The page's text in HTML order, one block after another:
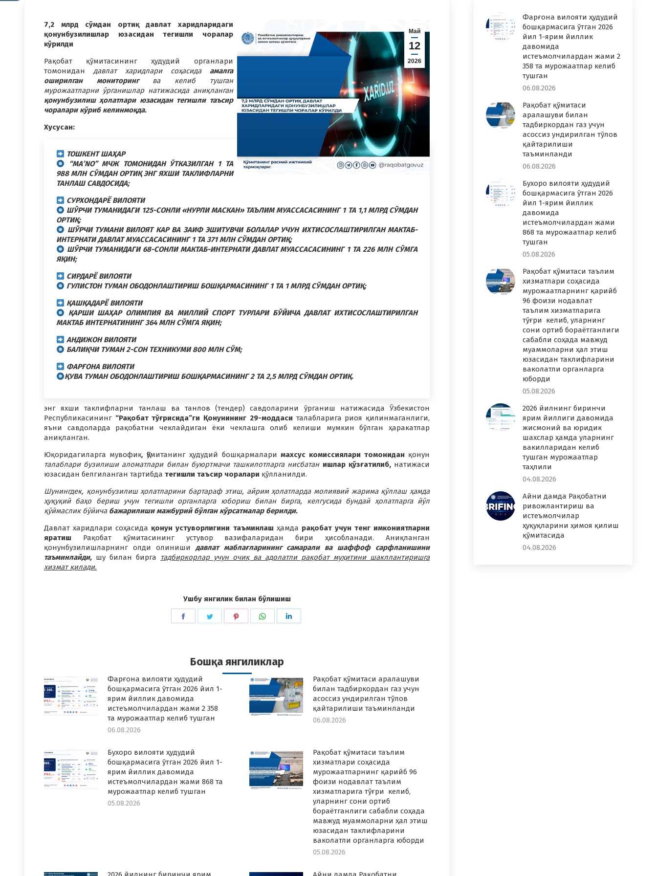
Май
12
2026
7,2 млрд сўмдан ортиқ давлат харидларидаги
қонунбузилишлар юзасидан тегишли чоралар
кўрилди
Рақобат қўмитасининг ҳудудий органлари
томонидан давлат харидлари соҳасидаамалга
оширилган мониторингва келиб тушган
мурожаатларни ўрганишлар натижасида аниқланган
қонунбузилиш ҳолатлари юзасидан тегишли таъсир
чоралари кўриб келинмоқда.
Хусусан:
ТОШКЕНТ ШАҲАР
“MA’NO” МЧЖ ТОМОНИДАН ЎТКАЗИЛГАН 1 ТА
988 МЛН СЎМДАН ОРТИҚ ЭНГ ЯХШИ ТАКЛИФЛАРНИ
ТАНЛАШ САВДОСИДА;
СУРХОНДАРЁ ВИЛОЯТИ
ШЎРЧИ ТУМАНИДАГИ 125-СОНЛИ «НУРЛИ МАСКАН» ТАЪЛИМ МУАССАСАСИНИНГ 1 ТА 1,1 МЛРД СЎМДАН
ОРТИҚ;
ШЎРЧИ ТУМАНИ ВИЛОЯТ КАР ВА ЗАИФ ЭШИТУВЧИ БОЛАЛАР УЧУН ИХТИСОСЛАШТИРИЛГАН МАКТАБ-
ИНТЕРНАТИ ДАВЛАТ МУАССАСАСИНИНГ 1 ТА 371 МЛН СЎМДАН ОРТИҚ;
ШЎРЧИ ТУМАНИДАГИ 68-СОНЛИ МАКТАБ-ИНТЕРНАТИ ДАВЛАТ МУАССАСАСИНИНГ 1 ТА 226 МЛН СЎМГА
ЯҚИН;
СИРДАРЁ ВИЛОЯТИ
ГУЛИСТОН ТУМАН ОБОДОНЛАШТИРИШ БОШҚАРМАСИНИНГ 1 ТА 1 МЛРД СЎМДАН ОРТИҚ;
ҚАШҚАДАРЁ ВИЛОЯТИ
ҚАРШИ ШАҲАР ОЛИМПИЯ ВА МИЛЛИЙ СПОРТ ТУРЛАРИ БЎЙИЧА ДАВЛАТ ИХТИСОСЛАШТИРИЛГАН
МАКТАБ ИНТЕРНАТИНИНГ 364 МЛН СЎМГА ЯҚИН;
АНДИЖОН ВИЛОЯТИ
БАЛИҚЧИ ТУМАН 2-СОН ТЕХНИКУМИ 800 МЛН СЎМ;
ФАРҒОНА ВИЛОЯТИ
ҚУВА ТУМАН ОБОДОНЛАШТИРИШ БОШҚАРМАСИНИНГ 2 ТА 2,5 МЛРД СЎМДАН ОРТИҚ.
энг яхши таклифларни танлаш ва танлов (тендер) савдоларини ўрганиш натижасида Ўзбекистон
Республикасининг “Рақобат тўғрисида”ги Қонунининг 29-моддаси талабларига риоя қилинмаганлиги,
яъни савдоларда рақобатни чеклайдиган ёки чеклашга олиб келиши мумкин бўлган ҳаракатлар
аниқланган.
Юқоридагиларга мувофиқ, Қўмитанинг ҳудудий бошқармалари махсус комиссиялари томонидан қонун
талаблари бузилиши аломатлари билан буюртмачи ташкилотларга нисбатан ишлар қўзғатилиб,натижаси
юзасидан белгиланган тартибда тегишли таъсир чоралари қўлланилди.
Шунингдек, қонунбузилиш ҳолатларини бартараф этиш, айрим ҳолатларда молиявий жарима қўллаш ҳамда
ҳуқуқий баҳо бериш учун тегишли органларга юбориш билан бирга, келгусида бундай ҳолатларга йўл
қўймаслик бўйича бажарилиши мажбурий бўлган кўрсатмалар берилди.
Давлат харидлари соҳасида қонун устуворлигини таъминлаш ҳамда рақобат учун тенг имкониятларни
яратиш Рақобат қўмитасининг устувор вазифаларидан бири ҳисобланади. Аниқланган
қонунбузилишларнинг олди олиниши давлат маблағларининг самарали ва шаффоф сарфланишини
таъминлайди, шу билан бирга
тадбиркорлар учун очиқ ва адолатли рақобат муҳитини шакллантиришга
хизмат қилади.
Ушбу янгилик билан бўлишиш
Share
Share
Share
Share
Бошқа янгиликлар
Фарғона вилояти ҳудудий
бошқармасига ўтган 2026 йил 1-
ярим йиллик давомида
истеъмолчилардан жами 2 358
та мурожаатлар келиб тушган
06.08.2026
Рақобат қўмитаси аралашуви
билан тадбиркордан газ учун
асоссиз ундирилган тўлов
қайтарилиши таъминланди
06.08.2026
Бухоро вилояти ҳудудий
бошқармасига ўтган 2026 йил 1-
ярим йиллик давомида
истеъмолчилардан жами 868 та
мурожаатлар келиб тушган
05.08.2026
Рақобат қўмитаси таълим
хизматлари соҳасида
мурожаатларнинг қарийб 96
фоизи нодавлат таълим
хизматларига тўғри келиб,
уларнинг сони ортиб
бораётганлиги сабабли соҳада
мавжуд муаммоларни ҳал этиш
юзасидан таклифларини
ваколатли органларга юборди
05.08.2026
Фарғона вилояти ҳудудий
бошқармасига ўтган 2026
йил 1-ярим йиллик
давомида
истеъмолчилардан жами 2
358 та мурожаатлар келиб
тушган
06.08.2026
Рақобат қўмитаси
аралашуви билан
тадбиркордан газ учун
асоссиз ундирилган тўлов
қайтарилиши
таъминланди
06.08.2026
Бухоро вилояти ҳудудий
бошқармасига ўтган 2026
йил 1-ярим йиллик
давомида
истеъмолчилардан жами
868 та мурожаатлар келиб
тушган
05.08.2026
Рақобат қўмитаси таълим
хизматлари соҳасида
мурожаатларнинг қарийб
96 фоизи нодавлат
таълим хизматларига
тўғри келиб, уларнинг
сони ортиб бораётганлиги
сабабли соҳада мавжуд
муаммоларни ҳал этиш
юзасидан таклифларини
ваколатли органларга
юборди
05.08.2026
2026 йилнинг биринчи
ярим йиллиги давомида
жисмоний ва юридик
шахслар ҳамда уларнинг
вакилларидан келиб
тушган мурожаатлар
таҳлили
04.08.2026
Айни дамда Рақобатни
ривожлантириш ва
истеъмолчилар
ҳуқуқларини ҳимоя қилиш
қўмитасида
04.08.2026